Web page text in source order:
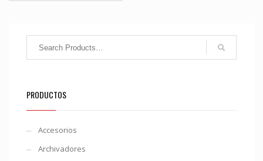
PRODUCTOS
Accesorios
Archivadores